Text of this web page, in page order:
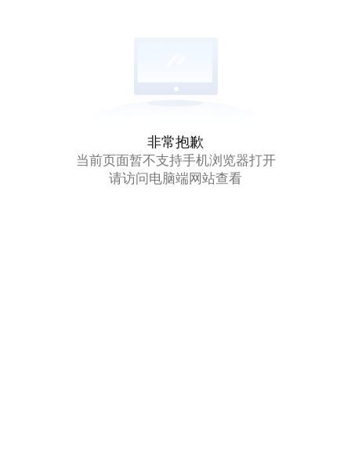
非常抱歉
当前页面暂不支持手机浏览器打开
请访问电脑端网站查看